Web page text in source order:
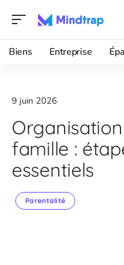
Biens Entreprise
9 juin 2026
famille :
essentiels
Parentalité